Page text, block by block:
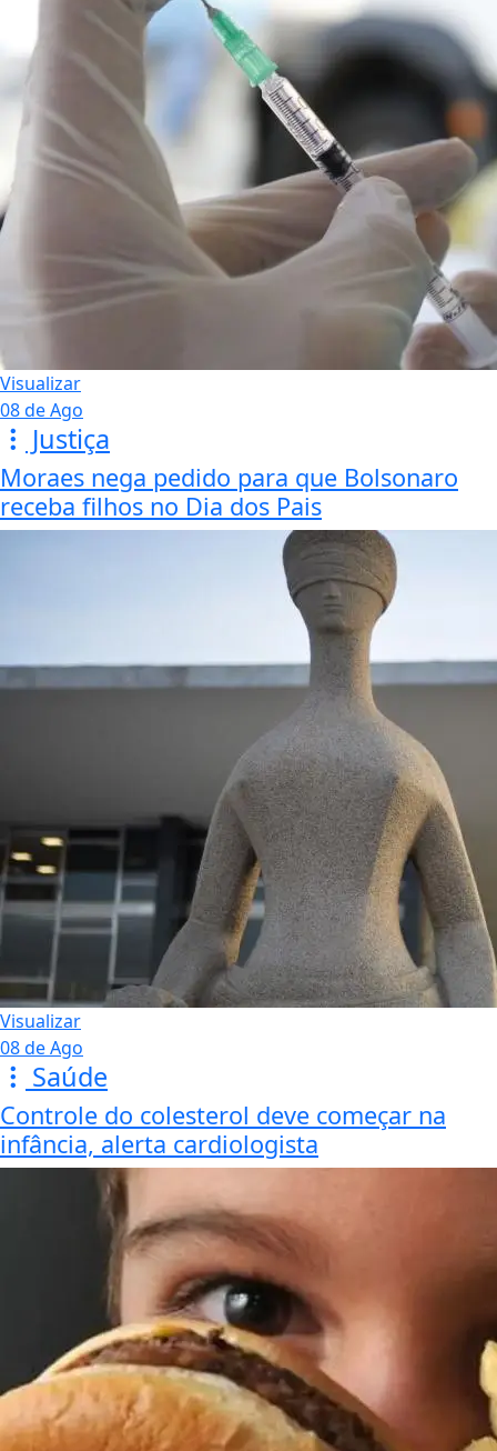
Visualizar
08 de Ago
Justiça
Moraes nega pedido para que Bolsonaro
receba filhos no Dia dos Pais
Visualizar
08 de Ago
Saúde
Controle do colesterol deve começar na
infância, alerta cardiologista